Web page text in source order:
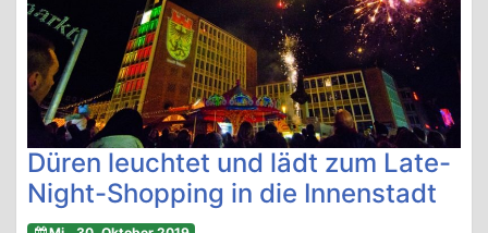
Düren leuchtet und lädt zum Late-
Night-Shopping in die Innenstadt